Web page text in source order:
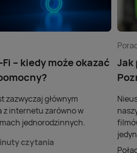
– kiedy może okazać
zazwyczaj głównym
z internetu zarówno w
jednorodzinnych.
czytania
Jak